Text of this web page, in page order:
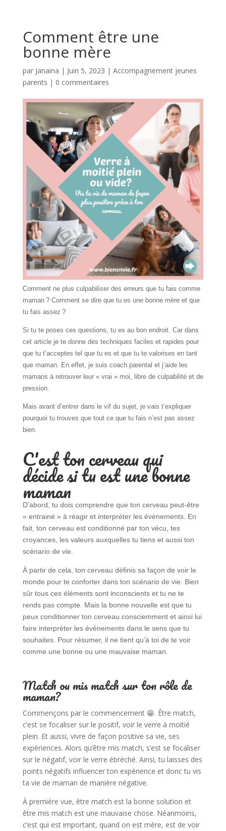
Comment être une
bonne mère
par Janaina | Juin 5, 2023 | Accompagnement jeunes
parents | 0 commentaires
Comment ne plus culpabiliser des erreurs que tu fais comme
maman ? Comment se dire que tu es une bonne mère et que
tu fais assez ?
Si tu te poses ces questions, tu es au bon endroit. Car dans
cet article je te donne des techniques faciles et rapides pour
que tu t’acceptes tel que tu es et que tu te valorises en tant
que maman. En effet, je suis coach parental et j’aide les
mamans à retrouver leur « vrai » moi, libre de culpabilité et de
pression.
Mais avant d’entrer dans le vif du sujet, je vais t’expliquer
pourquoi tu trouves que tout ce que tu fais n’est pas assez
bien.
C'est ton cerveau qui
décide si tu est une bonne
maman
D’abord, tu dois comprendre que ton cerveau peut-être
« entrainé » à réagir et interpréter les évènements. En
fait, ton cerveau est conditionné par ton vécu, tes
croyances, les valeurs auxquelles tu tiens et aussi ton
scénario de vie.
À partir de cela, ton cerveau définis sa façon de voir le
monde pour te conforter dans ton scénario de vie. Bien
sûr tous ces éléments sont inconscients et tu ne te
rends pas compte. Mais la bonne nouvelle est que tu
peux conditionner ton cerveau consciemment et ainsi lui
faire interpréter les événements dans le sens que tu
souhaites. Pour résumer, il ne tient qu’à toi de te voir
comme une bonne ou une mauvaise maman.
Match ou mis match sur ton rôle de
maman?
Commençons par le commencement 😁. Être match,
c’est se focaliser sur le positif, voir le verre à moitié
plein. Et aussi, vivre de façon positive sa vie, ses
expériences. Alors qu’être mis match, s’est se focaliser
sur le négatif, voir le verre ébréché. Ainsi, tu laisses des
points négatifs influencer ton expérience et donc tu vis
ta vie de maman de manière négative.
À première vue, être match est la bonne solution et
être mis match est une mauvaise chose. Néanmoins,
c’est qui est important, quand on est mère, est de voir